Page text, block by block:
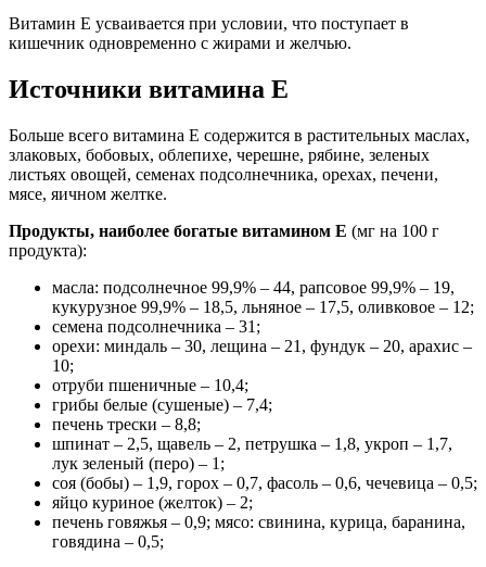
Витамин E усваивается при условии, что поступает в
кишечник одновременно с жирами и желчью.
Источники витамина E
Больше всего витамина Е содержится в растительных маслах,
злаковых, бобовых, облепихе, черешне, рябине, зеленых
листьях овощей, семенах подсолнечника, орехах, печени,
мясе, яичном желтке.
Продукты, наиболее богатые витамином E (мг на 100 г
продукта):
масла: подсолнечное 99,9% – 44, рапсовое 99,9% – 19,
кукурузное 99,9% – 18,5, льняное – 17,5, оливковое – 12;
семена подсолнечника – 31;
орехи: миндаль – 30, лещина – 21, фундук – 20, арахис –
10;
отруби пшеничные – 10,4;
грибы белые (сушеные) – 7,4;
печень трески – 8,8;
шпинат – 2,5, щавель – 2, петрушка – 1,8, укроп – 1,7,
лук зеленый (перо) – 1;
соя (бобы) – 1,9, горох – 0,7, фасоль – 0,6, чечевица – 0,5;
яйцо куриное (желток) – 2;
печень говяжья – 0,9; мясо: свинина, курица, баранина,
говядина – 0,5;